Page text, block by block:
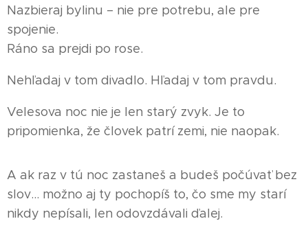
Nazbieraj bylinu – nie pre potrebu, ale pre
spojenie.
Ráno sa prejdi po rose.
Nehľadaj v tom divadlo. Hľadaj v tom pravdu.
Velesova noc nie je len starý zvyk. Je to
pripomienka, že človek patrí zemi, nie naopak.
A ak raz v tú noc zastaneš a budeš počúvať bez
slov… možno aj ty pochopíš to, čo sme my starí
nikdy nepísali, len odovzdávali ďalej.